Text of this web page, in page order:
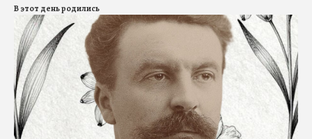
В этот день родились